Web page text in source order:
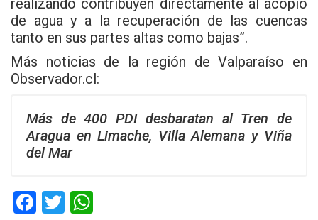
de agua y a la recuperación de las cuencas
tanto en sus partes altas como bajas”.
Más noticias de la región de Valparaíso en
Observador.cl:
Más de 400 PDI desbaratan al Tren de
Aragua en Limache, Villa Alemana y Viña
del Mar
F
T